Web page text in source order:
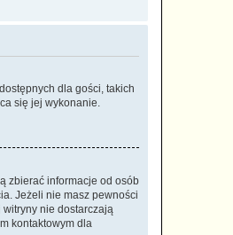
dla gości, takich
się jej wykonanie.
zbierać informacje od osób
Jeżeli nie masz pewności
nie dostarczają
kontaktowym dla